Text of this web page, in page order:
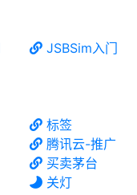
JSBSim入门
标签
腾讯云-推广
买卖茅台
关灯